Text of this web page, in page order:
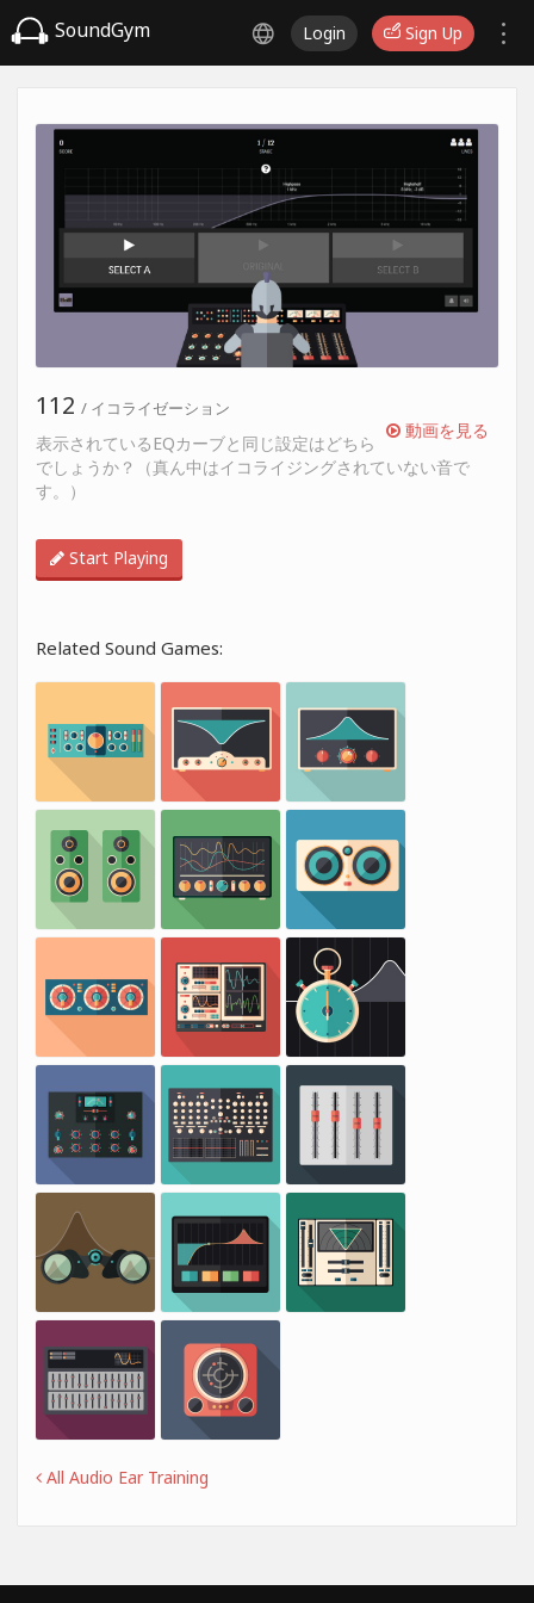
SoundGym Login Sign Up
動画を見る
112 / イコライゼーション
表示されているEQカーブと同じ設定はどちら
でしょうか？（真ん中はイコライジングされていない音で
す。）
Start Playing
Related Sound Games:
All Audio Ear Training